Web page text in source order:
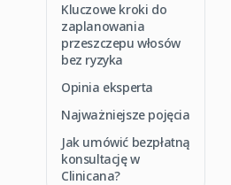
Kluczowe kroki do
zaplanowania
przeszczepu włosów
bez ryzyka
Opinia eksperta
Najważniejsze pojęcia
Jak umówić bezpłatną
konsultację w
Clinicana?